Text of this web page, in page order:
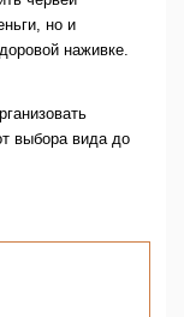
но и
наживке.
выбора вида до